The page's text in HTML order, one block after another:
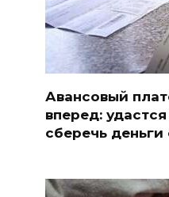
Авансовый
вперед:
сберечь